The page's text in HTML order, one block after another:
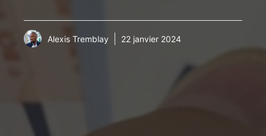
Alexis Tremblay 22 janvier 2024